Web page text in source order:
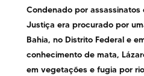
Condenado por
Justiça era procurado por
Bahia, no Distrito Federal e
conhecimento de mata,
em vegetações e fugia por